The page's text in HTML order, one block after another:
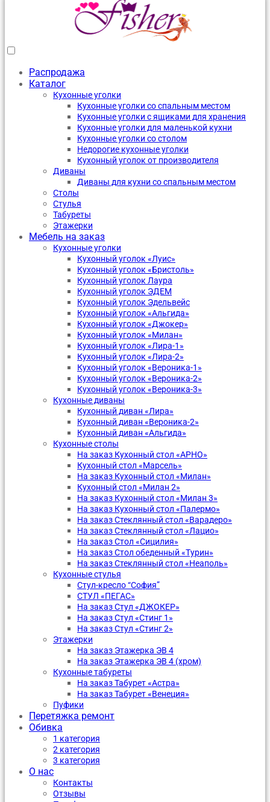
Распродажа
Каталог
Кухонные уголки
Кухонные уголки со спальным местом
Кухонные уголки с ящиками для хранения
Кухонные уголки для маленькой кухни
Кухонные уголки со столом
Недорогие кухонные уголки
Кухонный уголок от производителя
Диваны
Диваны для кухни со спальным местом
Столы
Стулья
Табуреты
Этажерки
Мебель на заказ
Кухонные уголки
Кухонный уголок «Луис»
Кухонный уголок «Бристоль»
Кухонный уголок Лаура
Кухонный уголок ЭДЕМ
Кухонный уголок Эдельвейс
Кухонный уголок «Альгида»
Кухонный уголок «Джокер»
Кухонный уголок «Милан»
Кухонный уголок «Лира-1»
Кухонный уголок «Лира-2»
Кухонный уголок «Вероника-1»
Кухонный уголок «Вероника-2»
Кухонный уголок «Вероника-3»
Кухонные диваны
Кухонный диван «Лира»
Кухонный диван «Вероника-2»
Кухонный диван «Альгида»
Кухонные столы
На заказ Кухонный стол «АРНО»
Кухонный стол «Марсель»
На заказ Кухонный стол «Милан»
Кухонный стол «Милан 2»
На заказ Кухонный стол «Милан 3»
На заказ Кухонный стол «Палермо»
На заказ Стеклянный стол «Варадеро»
На заказ Стеклянный стол «Лацио»
На заказ Стол «Сицилия»
На заказ Стол обеденный «Турин»
На заказ Стеклянный стол «Неаполь»
Кухонные стулья
Стул-кресло “София”
CТУЛ «ПЕГАС»
На заказ Стул «ДЖОКЕР»
На заказ Стул «Стинг 1»
На заказ Стул «Стинг 2»
Этажерки
На заказ Этажерка ЭВ 4
На заказ Этажерка ЭВ 4 (хром)
Кухонные табуреты
На заказ Табурет «Астра»
На заказ Табурет «Венеция»
Пуфики
Перетяжка ремонт
Обивка
1 категория
2 категория
3 категория
О нас
Контакты
Отзывы